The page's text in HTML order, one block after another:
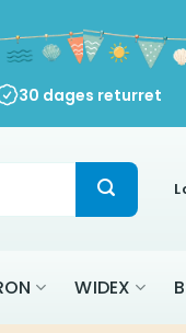
30 dages returret
WIDEX